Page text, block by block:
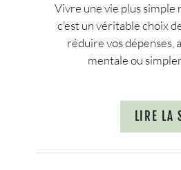
Vivre une vie plus simple
c’est un véritable choix
réduire vos dépenses,
mentale ou
LIRE LA